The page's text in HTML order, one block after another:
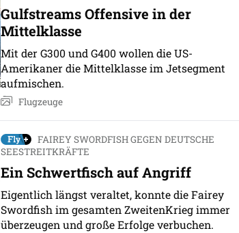
Gulfstreams Offensive in der
Mittelklasse
Mit der G300 und G400 wollen die US-
Amerikaner die Mittelklasse im Jetsegment
aufmischen.
Flugzeuge
FAIREY SWORDFISH GEGEN DEUTSCHE
SEESTREITKRÄFTE
Ein Schwertfisch auf Angriff
Eigentlich längst veraltet, konnte die Fairey
Swordfish im gesamten ZweitenKrieg immer
überzeugen und große Erfolge verbuchen.